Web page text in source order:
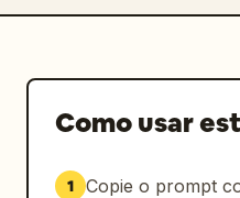
Como usar
1 Copie o prompt